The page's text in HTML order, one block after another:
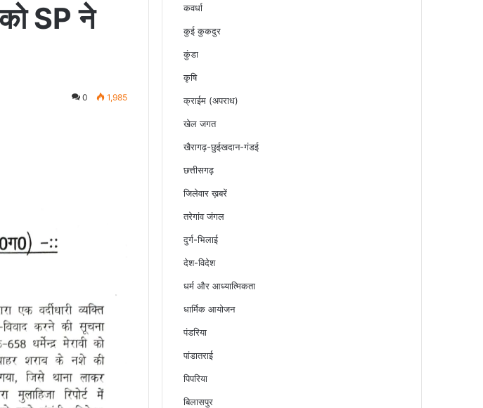
SP ने
0 1,985
कवर्धा
कुई कुकदुर
कुंडा
कृषि
क्राईम (अपराध)
खेल जगत
खैरागढ़-छुईखदान-गंडई
छत्तीसगढ़
जिलेवार ख़बरें
तरेगांव जंगल
दुर्ग-भिलाई
देश-विदेश
धर्म और आध्यात्मिकता
धार्मिक आयोजन
पंडरिया
पांडातराई
पिपरिया
बिलासपुर